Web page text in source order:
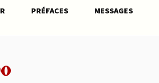
PRÉFACES MESSAGES